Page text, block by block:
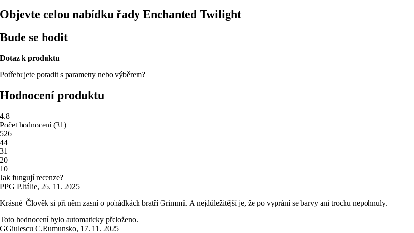
Objevte celou nabídku řady Enchanted Twilight
Bude se hodit
Dotaz k produktu
Potřebujete poradit s parametry nebo výběrem?
Hodnocení produktu
4.8
Počet hodnocení(31)
526
44
31
20
10
Jak fungují recenze?
PPG P.Itálie, 26. 11. 2025
Krásné. Člověk si při něm zasní o pohádkách bratří Grimmů. A nejdůležitější je, že po vyprání se barvy ani trochu nepohnuly.
Toto hodnocení bylo automaticky přeloženo.
GGiulescu C.Rumunsko, 17. 11. 2025